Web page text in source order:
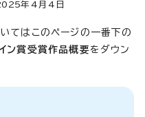
年4月4日
てはこのページの一番下の
ン賞受賞作品概要をダウン